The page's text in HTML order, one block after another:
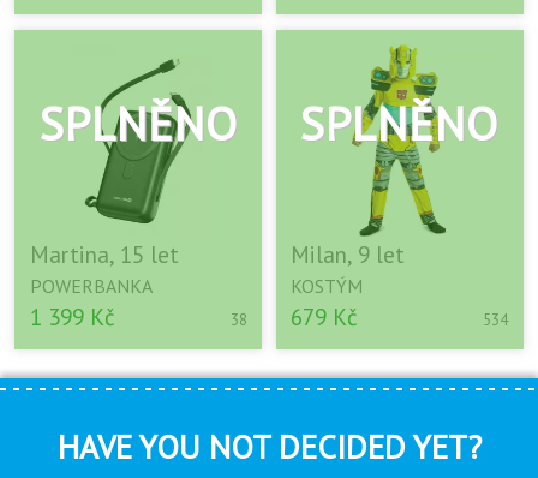
Martina, 15 let
POWERBANKA
1 399 Kč 38
Milan, 9 let
KOSTÝM
679 Kč 534
HAVE YOU NOT DECIDED YET?